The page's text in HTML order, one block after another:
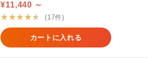
¥11,440 ～
★★★★★
(17件)
カートに入れる